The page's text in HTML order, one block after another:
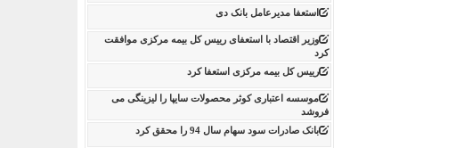
استعفا مدیرعامل بانک دی
وزیر اقتصاد با استعفای رییس کل بیمه مرکزی موافقت
کرد
رییس کل بیمه مرکزی استعفا کرد
موسسه اعتباری کوثر محصولات سایپا را لیزینگی می
فروشد
بانک صادرات سود سهام سال 94 را محقق کرد